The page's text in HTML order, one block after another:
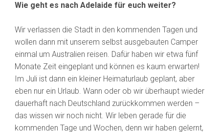
Wie geht es nach Adelaide für euch weiter?
Wir verlassen die Stadt in den kommenden Tagen und
wollen dann mit unserem selbst ausgebauten Camper
einmal um Australien reisen. Dafür haben wir etwa fünf
Monate Zeit eingeplant und können es kaum erwarten!
Im Juli ist dann ein kleiner Heimaturlaub geplant, aber
eben nur ein Urlaub. Wann oder ob wir überhaupt wieder
dauerhaft nach Deutschland zurückkommen werden –
das wissen wir noch nicht. Wir leben gerade für die
kommenden Tage und Wochen, denn wir haben gelernt,